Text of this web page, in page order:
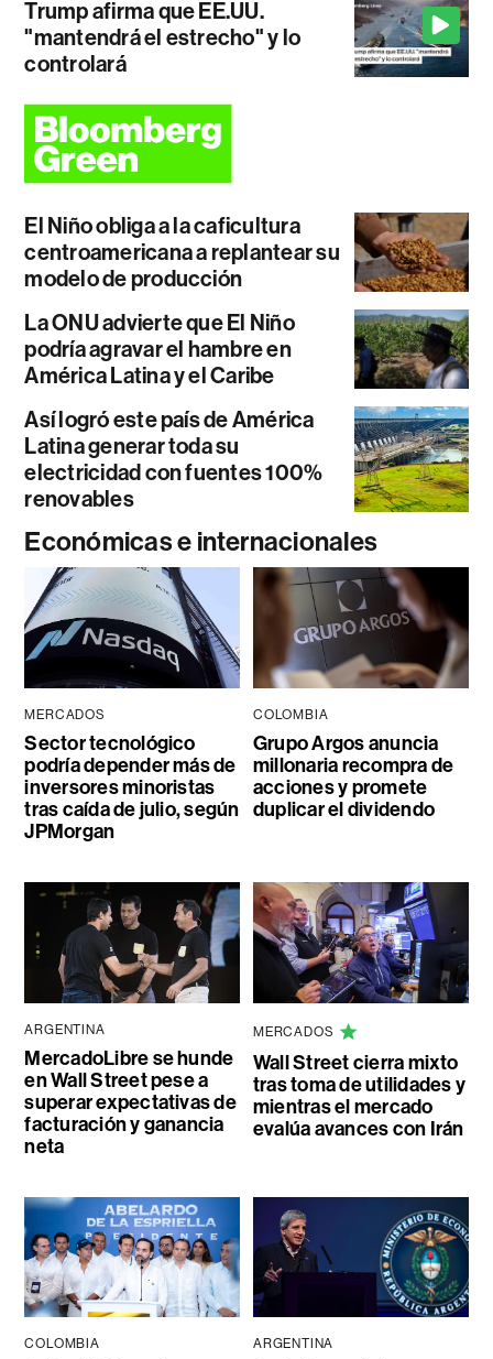
Trump afirma que EE.UU.
"mantendrá el estrecho" y lo
controlará
El Niño obliga a la caficultura
centroamericana a replantear su
modelo de producción
La ONU advierte que El Niño
podría agravar el hambre en
América Latina y el Caribe
Así logró este país de América
Latina generar toda su
electricidad con fuentes 100%
renovables
Económicas e internacionales
MERCADOS
Sector tecnológico
podría depender más de
inversores minoristas
tras caída de julio, según
JPMorgan
COLOMBIA
Grupo Argos anuncia
millonaria recompra de
acciones y promete
duplicar el dividendo
ARGENTINA
MercadoLibre se hunde
en Wall Street pese a
superar expectativas de
facturación y ganancia
neta
MERCADOS
Wall Street cierra mixto
tras toma de utilidades y
mientras el mercado
evalúa avances con Irán
COLOMBIA ARGENTINA